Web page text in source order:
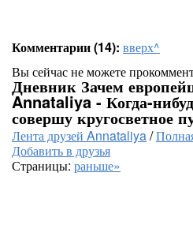
Комментарии (14): вверх^
Вы сейчас не можете
Дневник Зачем
Annataliya - Когда-
совершу кругосветное
Лента друзей Annataliya/
Добавить в друзья
Страницы: раньше»